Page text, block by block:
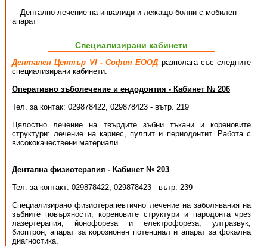
Дентално лечение на инвалиди и лежащо болни с мобилен
апарат
Специализирани кабинети
Дентален Център VI - София ЕООД разполага със следните
специализирани кабинети:
Оперативно зъболечение и ендодонтия - Кабинет № 206
Тел. за контак: 029878422, 029878423 - вътр. 219
Цялостно лечение на твърдите зъбни тъкани и кореновите
структури: лечение на кариес, пулпит и периодонтит. Работа с
висококачествени материали.
Дентална физиотерапия - Кабинет № 203
Тел. за контакт: 029878422, 029878423 - вътр. 239
Специализирано физиотерапевтично лечение на заболявания на
зъбните повърхности, кореновите структури и пародонта чрез
лазертерапия; йонофореза и електрофореза; ултразвук;
биоптрон; апарат за корозионен потенциал и апарат за фокална
диагностика.